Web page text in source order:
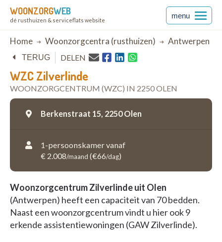
WOONZORGWEB
dé rusthuizen & serviceflats website
menu
Breadcrumb
Home Woonzorgcentra (rusthuizen) Antwerpen
WZC Zilverlinde
WOONZORGCENTRUM (WZC) IN 2250 OLEN
TERUG DELEN
Berkenstraat 15, 2250 Olen
1-persoonskamer vanaf
€ 2.008/maand (€66/dag)
Woonzorgcentrum Zilverlinde uit Olen
(Antwerpen) heeft een capaciteit van 70 bedden.
Naast een woonzorgcentrum vindt u hier ook 9
erkende assistentiewoningen (GAW Zilverlinde).